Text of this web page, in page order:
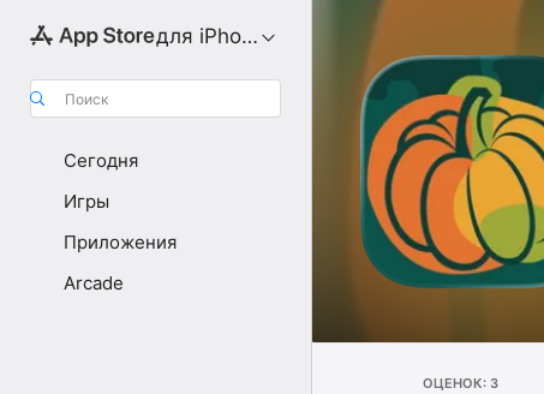
для iPhone
Поиск
Сегодня
Игры
Приложения
Arcade
ОЦЕНОК: 3